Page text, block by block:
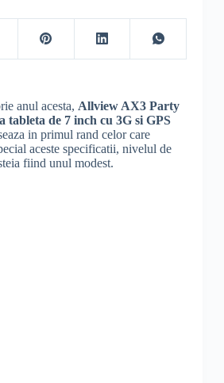
anul acesta, Allview AX3 Party
tableta de 7 inch cu 3G si GPS
in primul rand celor care
aceste specificatii, nivelul de
fiind unul modest.